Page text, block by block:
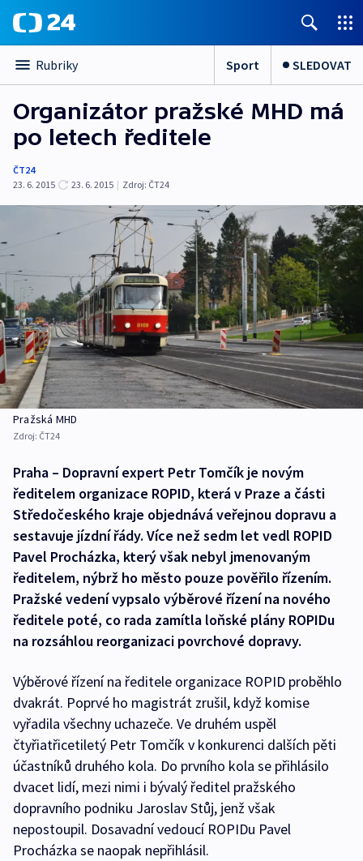
Rubriky Sport SLEDOVAT
Organizátor pražské MHD má
po letech ředitele
ČT24
23. 6. 2015
23. 6. 2015 | Zdroj: ČT24
Pražská MHD
Zdroj: ČT24
Praha – Dopravní expert Petr Tomčík je novým
ředitelem organizace ROPID, která v Praze a části
Středočeského kraje objednává veřejnou dopravu a
sestavuje jízdní řády. Více než sedm let vedl ROPID
Pavel Procházka, který však nebyl jmenovaným
ředitelem, nýbrž ho město pouze pověřilo řízením.
Pražské vedení vypsalo výběrové řízení na nového
ředitele poté, co rada zamítla loňské plány ROPIDu
na rozsáhlou reorganizaci povrchové dopravy.
Výběrové řízení na ředitele organizace ROPID proběhlo
dvakrát. Poprvé ho magistrát zrušil, když komise
vyřadila všechny uchazeče. Ve druhém uspěl
čtyřiatřicetiletý Petr Tomčík v konkurenci dalších pěti
účastníků druhého kola. Do prvního kola se přihlásilo
dvacet lidí, mezi nimi i bývalý ředitel pražského
dopravního podniku Jaroslav Stůj, jenž však
nepostoupil. Dosavadní vedoucí ROPIDu Pavel
Procházka se naopak nepřihlásil.